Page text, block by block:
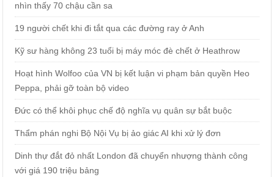
nhìn thấy 70 chậu cần sa
19 người chết khi đi tắt qua các đường ray ở Anh
Kỹ sư hàng không 23 tuổi bị máy móc đè chết ở Heathrow
Hoạt hình Wolfoo của VN bị kết luận vi phạm bản quyền Heo
Peppa, phải gỡ toàn bộ video
Đức có thể khôi phục chế độ nghĩa vụ quân sự bắt buộc
Thẩm phán nghi Bộ Nội Vụ bị ảo giác AI khi xử lý đơn
Dinh thự đắt đỏ nhất London đã chuyển nhượng thành công
với giá 190 triệu bảng